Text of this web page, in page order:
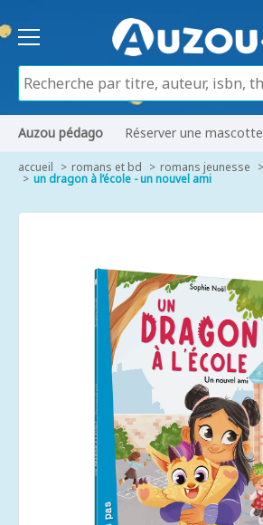
Auzou pédago Réserver une mascotte
accueil romans et bd romans jeunesse
un dragon à l’école - un nouvel ami